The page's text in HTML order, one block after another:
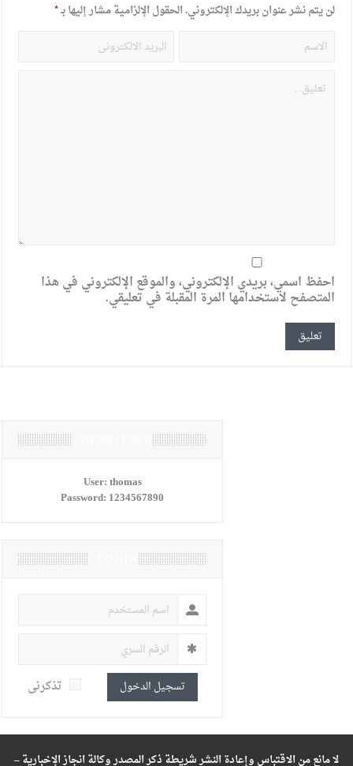
لن يتم نشر عنوان بريدك الإلكتروني.الحقول الإلزامية مشار إليها بـ*
احفظ اسمي، بريدي الإلكتروني، والموقع الإلكتروني في هذا
المتصفح لاستخدامها المرة المقبلة في تعليقي.
User:thomas
Password: 1234567890
تسجيل الدخول تذكرنى
لا مانع من الاقتباس وإعادة النشر شريطة ذكر المصدر وكالة انجاز الإخبارية –